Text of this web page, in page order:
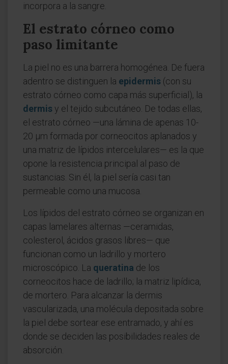
incorpora a la sangre.
El estrato córneo como
paso limitante
La piel no es una barrera homogénea. De fuera
adentro se distinguen la epidermis (con su
estrato córneo como capa más superficial), la
dermisy el tejido subcutáneo. De todas ellas,
el estrato córneo —una lámina de apenas 10-
20 µm formada por corneocitos aplanados y
una matriz de lípidos intercelulares— es la que
opone la resistencia principal al paso de
sustancias. Sin él, la piel sería casi tan
permeable como una mucosa.
Los lípidos del estrato córneo se organizan en
capas lamelares alternas —ceramidas,
colesterol, ácidos grasos libres— que
funcionan como un ladrillo y mortero
microscópico. La queratina de los
corneocitos hace de ladrillo; la matriz lipídica,
de mortero. Para alcanzar la dermis
vascularizada, una molécula depositada sobre
la piel debe sortear ese entramado, y ahí es
donde se deciden las posibilidades reales de
absorción.